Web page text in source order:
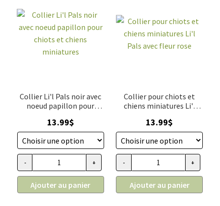
Collier Li'l Pals noir avec
noeud papillon pour
miniatures
13.99$
quantité de Collier Li'l Pals noir avec noeud papillon pour
- +
Ajouter au panier
Collier pour chiots et
chiens miniatures Li'l
13.99$
quantité de Collier pour
- +
Ajouter au panier